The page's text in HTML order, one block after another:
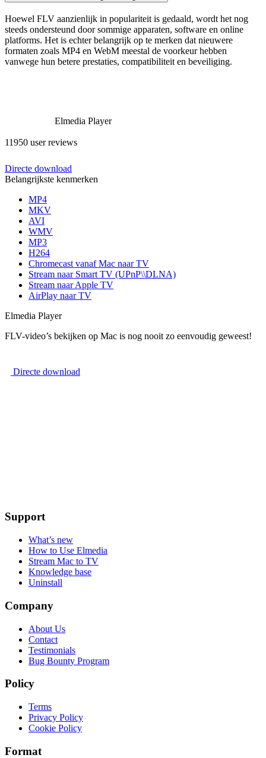
Hoewel FLV aanzienlijk in populariteit is gedaald, wordt het nog
steeds ondersteund door sommige apparaten, software en online
platforms. Het is echter belangrijk op te merken dat nieuwere
formaten zoals MP4 en WebM meestal de voorkeur hebben
vanwege hun betere prestaties, compatibiliteit en beveiliging.
Elmedia Player
11950 user reviews
Directe download
Belangrijkste kenmerken
MP4
MKV
AVI
WMV
MP3
H264
Chromecast vanaf Mac naar TV
Stream naar Smart TV (UPnP\\DLNA)
Stream naar Apple TV
AirPlay naar TV
Elmedia Player
FLV-video’s bekijken op Mac is nog nooit zo eenvoudig geweest!
Directe download
Support
What’s new
How to Use Elmedia
Stream Mac to TV
Knowledge base
Uninstall
Company
About Us
Contact
Testimonials
Bug Bounty Program
Policy
Terms
Privacy Policy
Cookie Policy
Format